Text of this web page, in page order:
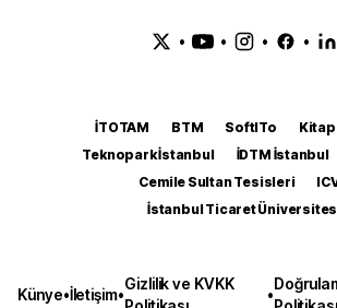
• • • •
İTOTAM BTM SoftITo
Teknopark İstanbul
İDTM İstanbul
Cemile Sultan Tesisleri
İstanbul Ticaret
Künye•İletişim•
Gizlilik ve KVKK
•